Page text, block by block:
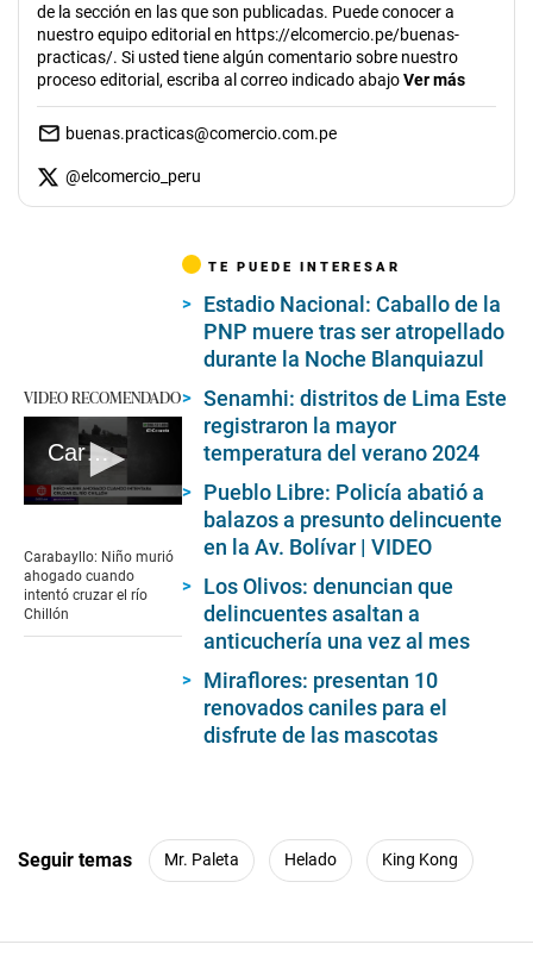
de la sección en las que son publicadas. Puede conocer a
nuestro equipo editorial en https://elcomercio.pe/buenas-
practicas/. Si usted tiene algún comentario sobre nuestro
proceso editorial, escriba al correo indicado abajoVer más
buenas.practicas@comercio.com.pe
@elcomercio_peru
VIDEO RECOMENDADO
Carabayllo: Niño murió ahogado cuando intentó cruzar el río Chillón
of
3
minutes,
5
Carabayllo: Niño murió
ahogado cuando
intentó cruzar el río
Chillón
TE PUEDE INTERESAR
Estadio Nacional: Caballo de la
PNP muere tras ser atropellado
durante la Noche Blanquiazul
Senamhi: distritos de Lima Este
registraron la mayor
temperatura del verano 2024
Pueblo Libre: Policía abatió a
balazos a presunto delincuente
en la Av. Bolívar | VIDEO
Los Olivos: denuncian que
delincuentes asaltan a
anticuchería una vez al mes
Miraflores: presentan 10
renovados caniles para el
disfrute de las mascotas
Seguir temas Mr. Paleta Helado King Kong